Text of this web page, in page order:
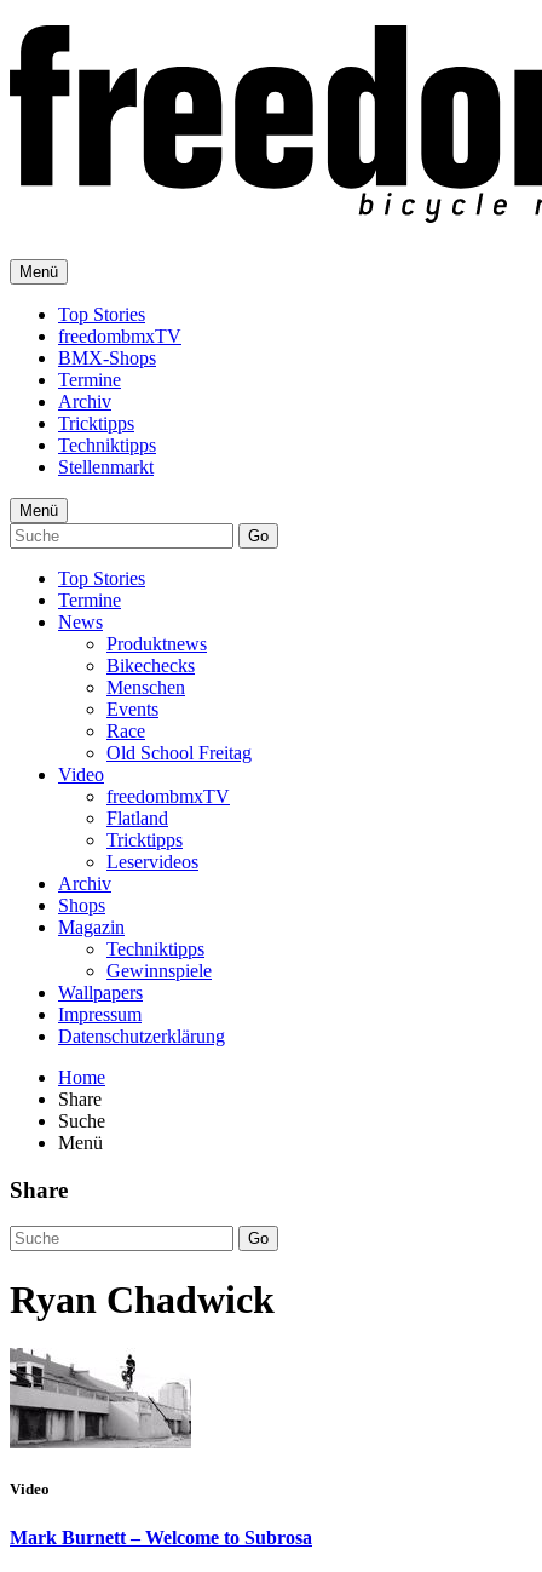
Menü
Top Stories
freedombmxTV
BMX-Shops
Termine
Archiv
Tricktipps
Techniktipps
Stellenmarkt
Menü
Go
Top Stories
Termine
News
Produktnews
Bikechecks
Menschen
Events
Race
Old School Freitag
Video
freedombmxTV
Flatland
Tricktipps
Leservideos
Archiv
Shops
Magazin
Techniktipps
Gewinnspiele
Wallpapers
Impressum
Datenschutzerklärung
Home
Share
Suche
Menü
Share
Go
Ryan Chadwick
Video
Mark Burnett – Welcome to Subrosa